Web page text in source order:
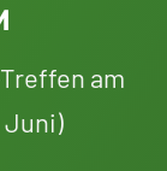
am
Juni)